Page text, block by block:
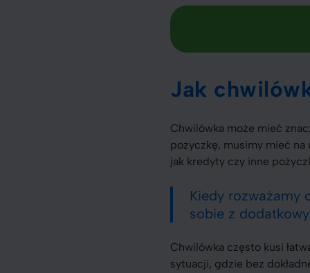
Jak
Chwilówka może mieć
pożyczkę, musimy mieć na
jak kredyty czy inne
Kiedy rozważamy
sobie z
Chwilówka często kusi
sytuacji, gdzie bez